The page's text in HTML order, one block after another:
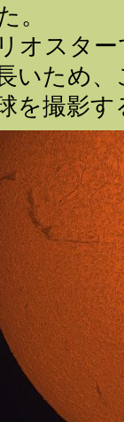
。
オスタ
いため
を撮影